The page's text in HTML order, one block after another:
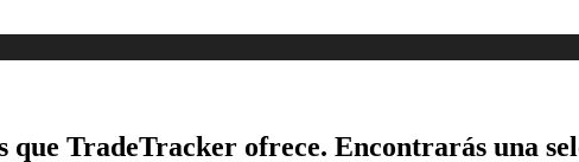
que TradeTracker ofrece. Encontrarás una